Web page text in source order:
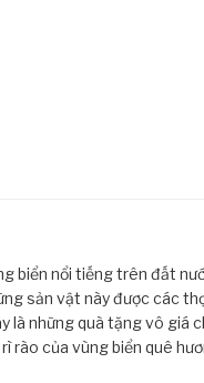
biển nổi tiếng trên đất
sản vật này được các
là những quà tặng vô giá
rào của vùng biển quê